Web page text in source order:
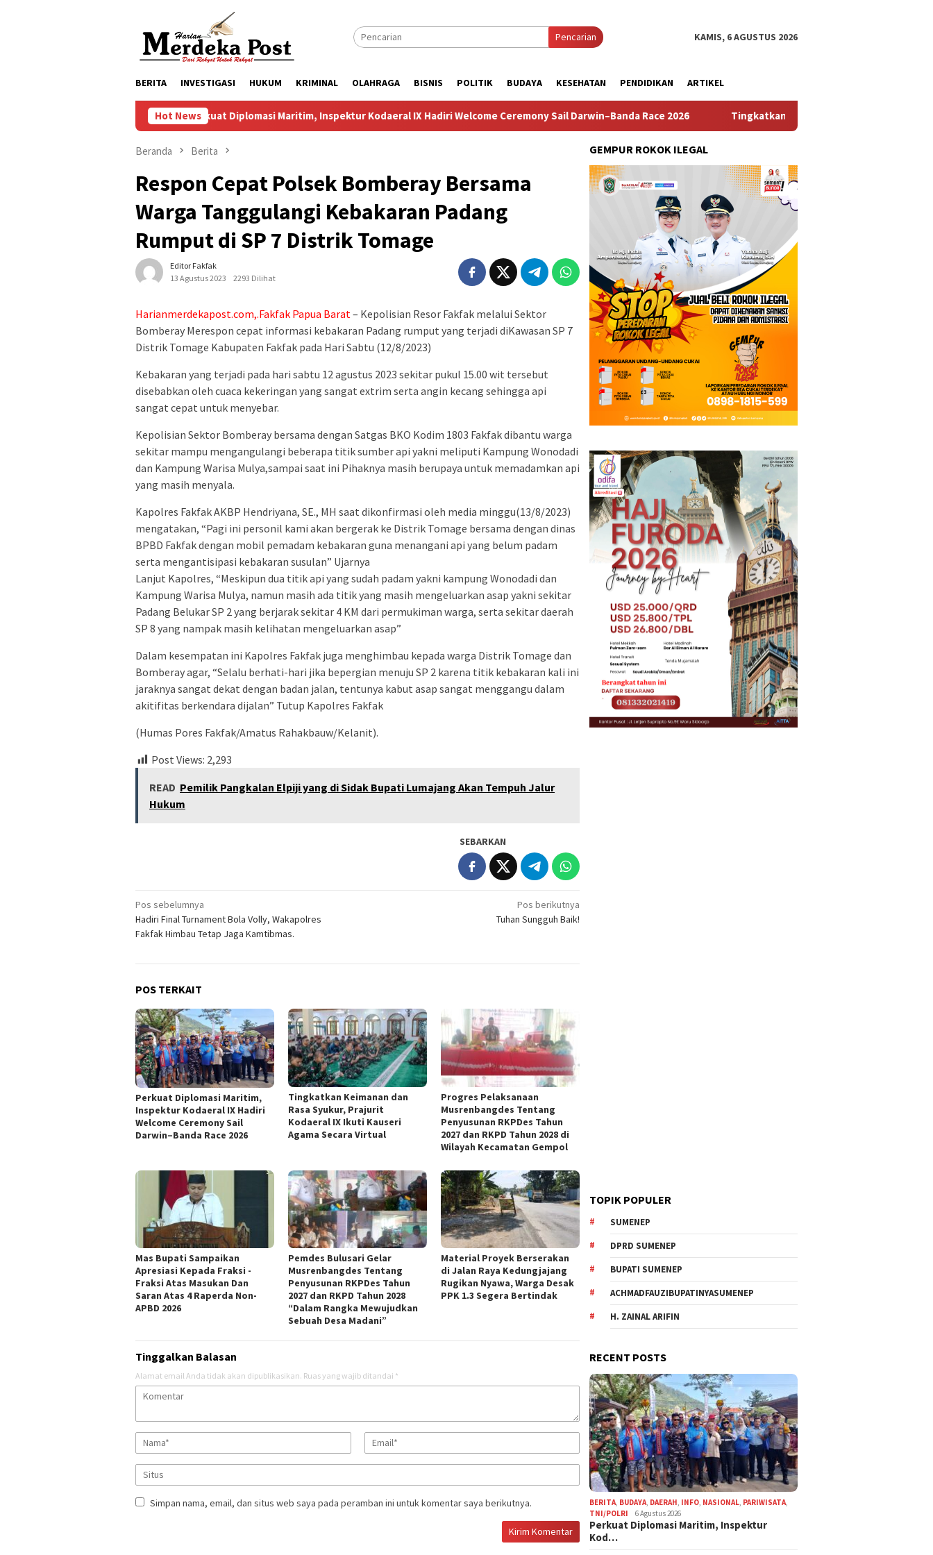
Pencarian KAMIS, 6 AGUSTUS 2026
BERITA INVESTIGASI HUKUM KRIMINAL OLAHRAGA BISNIS POLITIK BUDAYA KESEHATAN PENDIDIKAN ARTIKEL
Hot News
Perkuat Diplomasi Maritim, Inspektur Kodaeral IX Hadiri Welcome Ceremony Sail Darwin–Banda Race 2026 Tingkatkan Keimanan dan Rasa Syukur, Prajurit Kodaeral
Beranda Berita
Respon Cepat Polsek Bomberay Bersama
Warga Tanggulangi Kebakaran Padang
Rumput di SP 7 Distrik Tomage
Editor Fakfak
13 Agustus 2023
2293 Dilihat
Harianmerdekapost.com,.Fakfak Papua Barat– Kepolisian Resor Fakfak melalui Sektor
Bomberay Merespon cepat informasi kebakaran Padang rumput yang terjadi diKawasan SP 7
Distrik Tomage Kabupaten Fakfak pada Hari Sabtu (12/8/2023)
Kebakaran yang terjadi pada hari sabtu 12 agustus 2023 sekitar pukul 15.00 wit tersebut
disebabkan oleh cuaca kekeringan yang sangat extrim serta angin kecang sehingga api
sangat cepat untuk menyebar.
Kepolisian Sektor Bomberay bersama dengan Satgas BKO Kodim 1803 Fakfak dibantu warga
sekitar mampu mengangulangi beberapa titik sumber api yakni meliputi Kampung Wonodadi
dan Kampung Warisa Mulya,sampai saat ini Pihaknya masih berupaya untuk memadamkan api
yang masih menyala.
Kapolres Fakfak AKBP Hendriyana, SE., MH saat dikonfirmasi oleh media minggu(13/8/2023)
mengatakan, “Pagi ini personil kami akan bergerak ke Distrik Tomage bersama dengan dinas
BPBD Fakfak dengan mobil pemadam kebakaran guna menangani api yang belum padam
serta mengantisipasi kebakaran susulan” Ujarnya
Lanjut Kapolres, “Meskipun dua titik api yang sudah padam yakni kampung Wonodadi dan
Kampung Warisa Mulya, namun masih ada titik yang masih mengeluarkan asap yakni sekitar
Padang Belukar SP 2 yang berjarak sekitar 4 KM dari permukiman warga, serta sekitar daerah
SP 8 yang nampak masih kelihatan mengeluarkan asap”
Dalam kesempatan ini Kapolres Fakfak juga menghimbau kepada warga Distrik Tomage dan
Bomberay agar, “Selalu berhati-hari jika bepergian menuju SP 2 karena titik kebakaran kali ini
jaraknya sangat dekat dengan badan jalan, tentunya kabut asap sangat menggangu dalam
akitifitas berkendara dijalan” Tutup Kapolres Fakfak
(Humas Pores Fakfak/Amatus Rahakbauw/Kelanit).
Post Views: 2,293
READ Pemilik Pangkalan Elpiji yang di Sidak Bupati Lumajang Akan Tempuh Jalur
Hukum
SEBARKAN
Navigasi
pos
Pos sebelumnya
Hadiri Final Turnament Bola Volly, Wakapolres
Fakfak Himbau Tetap Jaga Kamtibmas.
Pos berikutnya
Tuhan Sungguh Baik!
POS TERKAIT
Perkuat Diplomasi Maritim,
Inspektur Kodaeral IX Hadiri
Welcome Ceremony Sail
Darwin–Banda Race 2026
Tingkatkan Keimanan dan
Rasa Syukur, Prajurit
Kodaeral IX Ikuti Kauseri
Agama Secara Virtual
Progres Pelaksanaan
Musrenbangdes Tentang
Penyusunan RKPDes Tahun
2027 dan RKPD Tahun 2028 di
Wilayah Kecamatan Gempol
Mas Bupati Sampaikan
Apresiasi Kepada Fraksi -
Fraksi Atas Masukan Dan
Saran Atas 4 Raperda Non-
APBD 2026
Pemdes Bulusari Gelar
Musrenbangdes Tentang
Penyusunan RKPDes Tahun
2027 dan RKPD Tahun 2028
“Dalam Rangka Mewujudkan
Sebuah Desa Madani”
Material Proyek Berserakan
di Jalan Raya Kedungjajang
Rugikan Nyawa, Warga Desak
PPK 1.3 Segera Bertindak
Tinggalkan Balasan
Alamat email Anda tidak akan dipublikasikan. Ruas yang wajib ditandai *
Simpan nama, email, dan situs web saya pada peramban ini untuk komentar saya berikutnya.
GEMPUR ROKOK ILEGAL
TOPIK POPULER
SUMENEP
DPRD SUMENEP
BUPATI SUMENEP
ACHMADFAUZIBUPATINYASUMENEP
H. ZAINAL ARIFIN
RECENT POSTS
BERITA, BUDAYA, DAERAH, INFO, NASIONAL, PARIWISATA,
TNI/POLRI
6 Agustus 2026
Perkuat Diplomasi Maritim, Inspektur
Kod…